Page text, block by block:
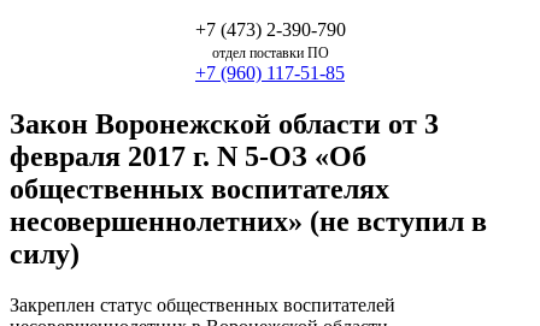
+7 (473) 2-390-790
отдел поставки ПО
+7 (960) 117-51-85
Закон Воронежской области от 3
февраля 2017 г. N 5-ОЗ «Об
общественных воспитателях
несовершеннолетних» (не вступил в
силу)
Закреплен статус общественных воспитателей